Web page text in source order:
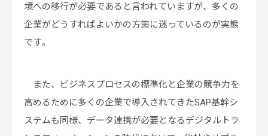
境への移行が必要であると言われていますが、多くの
企業がどうすればよいかの方策に迷っているのが実態
です。
また、ビジネスプロセスの標準化と企業の競争力を
高めるために多くの企業で導入されてきたSAP基幹シ
ステムも同様、データ連携が必要となるデジタルトラ